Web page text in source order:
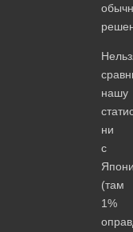
нашу
ни
с
(там
1%